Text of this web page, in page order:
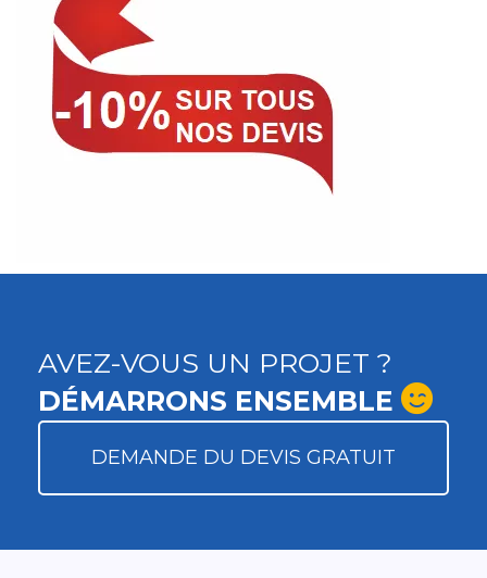
AVEZ-VOUS UN PROJET ?
DÉMARRONS ENSEMBLE
DEMANDE DU DEVIS GRATUIT